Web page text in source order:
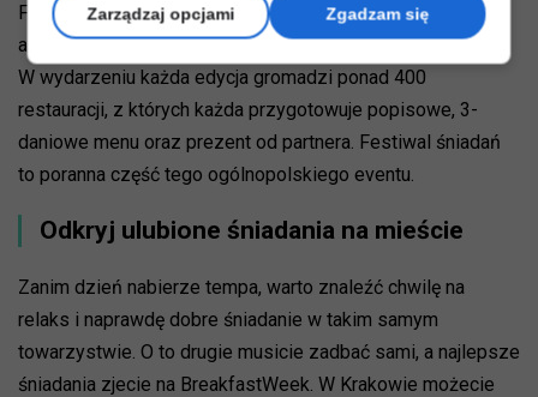
Festiwal RestaurantWeek® od 10 lat łączy najlepsze,
autorskie restauracje z blisko 2 milionami gości.
W wydarzeniu każda edycja gromadzi ponad 400
restauracji, z których każda przygotowuje popisowe, 3-
daniowe menu oraz prezent od partnera. Festiwal śniadań
to poranna część tego ogólnopolskiego eventu.
Odkryj ulubione śniadania na mieście
Zanim dzień nabierze tempa, warto znaleźć chwilę na
relaks i naprawdę dobre śniadanie w takim samym
towarzystwie. O to drugie musicie zadbać sami, a najlepsze
śniadania zjecie na BreakfastWeek. W Krakowie możecie
Zarządzaj opcjami Zgadzam się